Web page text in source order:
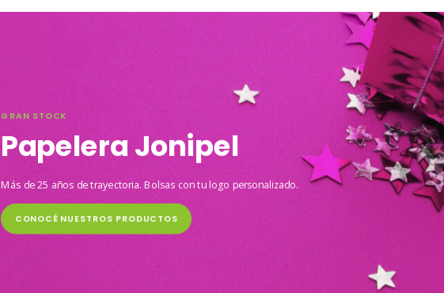
GRAN STOCK
Papelera Jonipel
Más de 25 años de trayectoria. Bolsas con tu logo personalizado.
CONOCÉ NUESTROS PRODUCTOS